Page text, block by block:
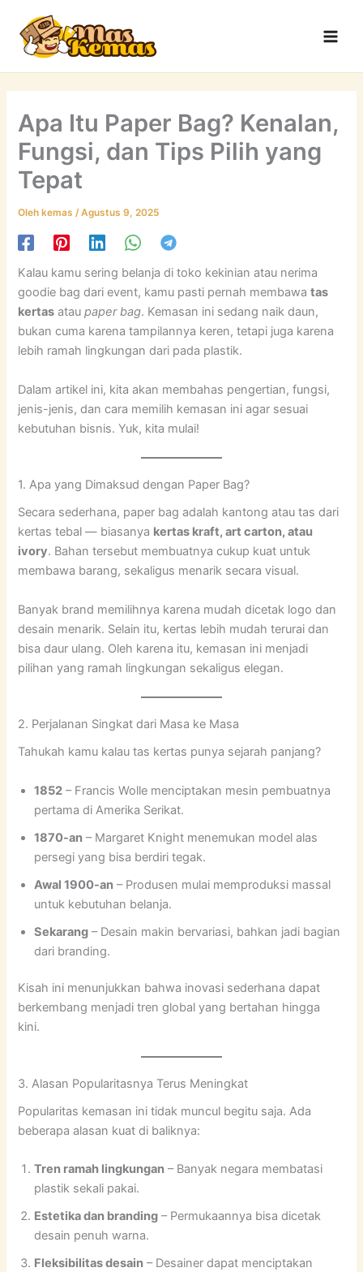
konten
Apa Itu Paper Bag? Kenalan,
Fungsi, dan Tips Pilih yang
Tepat
Olehkemas/Agustus 9, 2025
Kalau kamu sering belanja di toko kekinian atau nerima
goodie bag dari event, kamu pasti pernah membawatas
kertas ataupaper bag. Kemasan ini sedang naik daun,
bukan cuma karena tampilannya keren, tetapi juga karena
lebih ramah lingkungan dari pada plastik.
Dalam artikel ini, kita akan membahas pengertian, fungsi,
jenis-jenis, dan cara memilih kemasan ini agar sesuai
kebutuhan bisnis. Yuk, kita mulai!
1. Apa yang Dimaksud dengan Paper Bag?
Secara sederhana, paper bag adalah kantong atau tas dari
kertas tebal — biasanya kertas kraft, art carton, atau
ivory. Bahan tersebut membuatnya cukup kuat untuk
membawa barang, sekaligus menarik secara visual.
Banyak brand memilihnya karena mudah dicetak logo dan
desain menarik. Selain itu, kertas lebih mudah terurai dan
bisa daur ulang. Oleh karena itu, kemasan ini menjadi
pilihan yang ramah lingkungan sekaligus elegan.
2. Perjalanan Singkat dari Masa ke Masa
Tahukah kamu kalau tas kertas punya sejarah panjang?
1852 – Francis Wolle menciptakan mesin pembuatnya
pertama di Amerika Serikat.
1870-an – Margaret Knight menemukan model alas
persegi yang bisa berdiri tegak.
Awal 1900-an – Produsen mulai memproduksi massal
untuk kebutuhan belanja.
Sekarang – Desain makin bervariasi, bahkan jadi bagian
dari branding.
Kisah ini menunjukkan bahwa inovasi sederhana dapat
berkembang menjadi tren global yang bertahan hingga
kini.
3. Alasan Popularitasnya Terus Meningkat
Popularitas kemasan ini tidak muncul begitu saja. Ada
beberapa alasan kuat di baliknya:
Tren ramah lingkungan – Banyak negara membatasi
plastik sekali pakai.
Estetika dan branding – Permukaannya bisa dicetak
desain penuh warna.
Fleksibilitas desain – Desainer dapat menciptakan